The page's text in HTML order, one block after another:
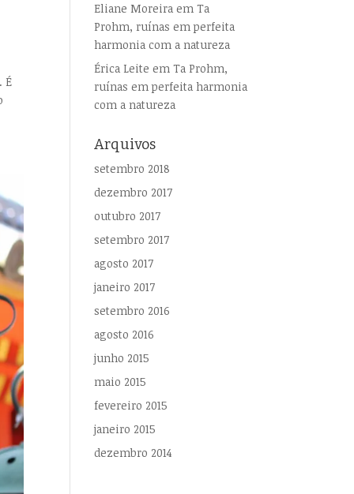
É
Eliane Moreira emTa
Prohm, ruínas em perfeita
harmonia com a natureza
Érica Leite emTa Prohm,
ruínas em perfeita harmonia
com a natureza
Arquivos
setembro 2018
dezembro 2017
outubro 2017
setembro 2017
agosto 2017
janeiro 2017
setembro 2016
agosto 2016
junho 2015
maio 2015
fevereiro 2015
janeiro 2015
dezembro 2014